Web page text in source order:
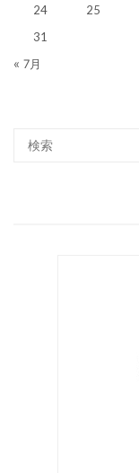
24 25
31
« 7月